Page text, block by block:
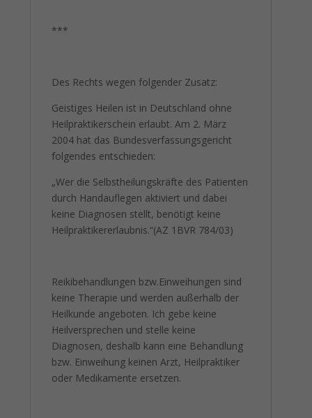
***
Des Rechts wegen folgender Zusatz:
Geistiges Heilen ist in Deutschland ohne
Heilpraktikerschein erlaubt. Am 2. März
2004 hat das Bundesverfassungsgericht
folgendes entschieden:
„Wer die Selbstheilungskräfte des Patienten
durch Handauflegen aktiviert und dabei
keine Diagnosen stellt, benötigt keine
Heilpraktikererlaubnis.“(AZ 1BVR 784/03)
Reikibehandlungen bzw.Einweihungen sind
keine Therapie und werden außerhalb der
Heilkunde angeboten. Ich gebe keine
Heilversprechen und stelle keine
Diagnosen, deshalb kann eine Behandlung
bzw. Einweihung keinen Arzt, Heilpraktiker
oder Medikamente ersetzen.